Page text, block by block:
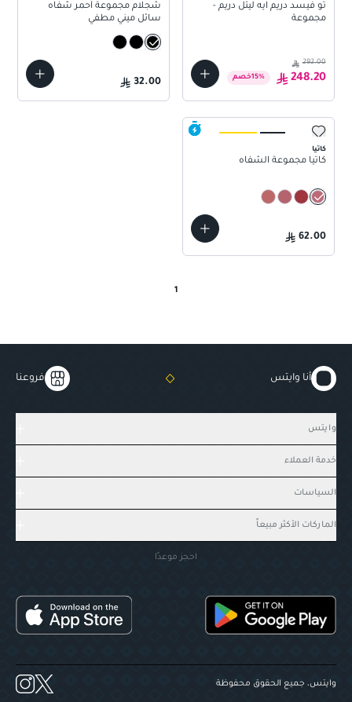
تو فيسد دريم ايه ليتل دريم -
مجموعة
292.00
248.20
15% خصم
شجلام مجموعة أحمر شفاه
سائل ميني مطفي
32.00
كاتيا
كاتيا مجموعة الشفاه
62.00
1
أنا وايتس فروعنا
وايتس
خدمة العملاء
السياسات
الماركات الأكثر مبيعاً
احجز موعدًا
وايتس، جميع الحقوق محفوظة